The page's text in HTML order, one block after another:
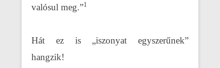
valósul meg.”1
Hát ez is „iszonyat egyszerűnek”
hangzik!